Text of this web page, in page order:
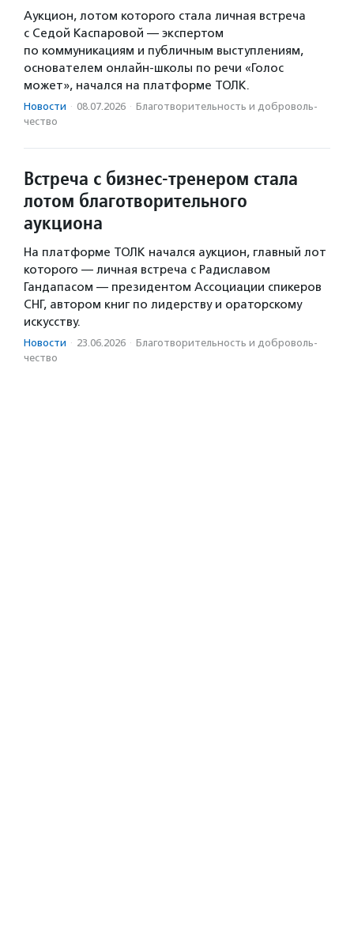
Аукцион, лотом которого стала личная встреча
с Седой Каспаровой — экспертом
по коммуникациям и публичным выступлениям,
основателем онлайн-школы по речи «Голос
может», начался на платформе ТОЛК.
Новости · 08.07.2026 · Благотвори­тель­ность и доброволь­
чест­во
Встреча с бизнес-тренером стала
лотом благотворительного
аукциона
На платформе ТОЛК начался аукцион, главный лот
которого — личная встреча с Радиславом
Гандапасом — президентом Ассоциации спикеров
СНГ, автором книг по лидерству и ораторскому
искусству.
Новости · 23.06.2026 · Благотвори­тель­ность и доброволь­
чест­во